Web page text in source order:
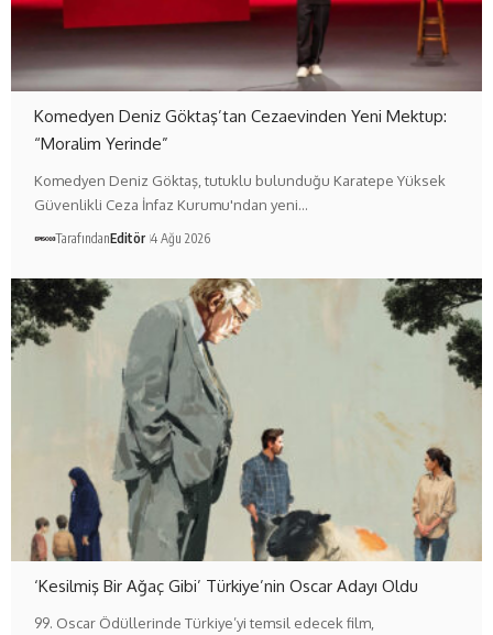
Komedyen Deniz Göktaş’tan Cezaevinden Yeni Mektup:
“Moralim Yerinde”
Komedyen Deniz Göktaş, tutuklu bulunduğu Karatepe Yüksek
Güvenlikli Ceza İnfaz Kurumu'ndan yeni…
TarafındanEditör 4 Ağu 2026
‘Kesilmiş Bir Ağaç Gibi’ Türkiye’nin Oscar Adayı Oldu
99. Oscar Ödüllerinde Türkiye’yi temsil edecek film,